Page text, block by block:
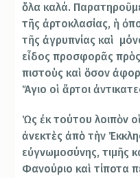
ὅλα καλά.
τῆς ἀρτοκλασίας, ἡ
τῆς ἀγρυπνίας καὶ
εἶδος προσφορᾶς
πιστοὺς καὶ ὅσον
Ἅγιο οἱ ἄρτοι
Ὡς ἐκ τούτου λοιπὸν
ἀνεκτὲς ἀπὸ τὴν
εὐγνωμοσύνης, τιμῆς
Φανούριο καὶ τίποτα